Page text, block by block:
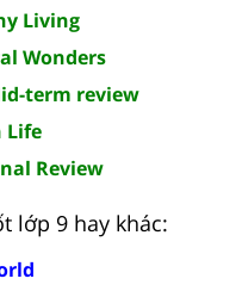
Living
Wonders
term review
Life
Review
lớp 9 hay khác: